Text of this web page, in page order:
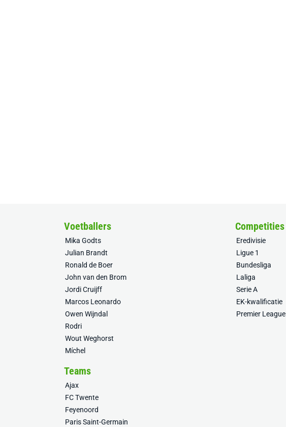
Voetballers
Mika Godts
Julian Brandt
Ronald de Boer
John van den Brom
Jordi Cruijff
Marcos Leonardo
Owen Wijndal
Rodri
Wout Weghorst
Míchel
Competities
Eredivisie
Ligue 1
Bundesliga
Laliga
Serie A
EK-kwalificatie
Premier League
Teams
Ajax
FC Twente
Feyenoord
Paris Saint-Germain